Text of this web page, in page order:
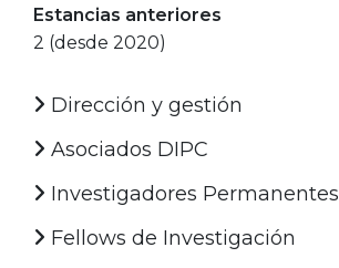
Estancias anteriores
2 (desde 2020)
Dirección y gestión
Asociados DIPC
Investigadores Permanentes
Fellows de Investigación